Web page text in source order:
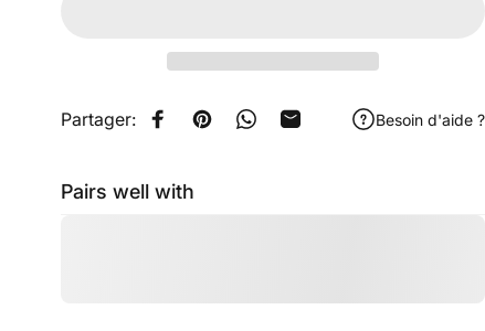
Partager: Share on Facebook
Pin on Pinterest
Share on WhatsApp
Share by EmailBesoin d'aide ?
Pairs well with